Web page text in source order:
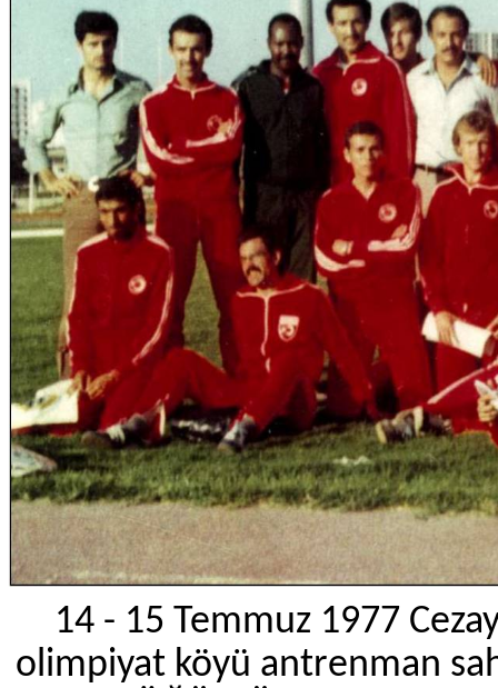
14 - 15 Temmuz 1977
olimpiyat köyü antrenman